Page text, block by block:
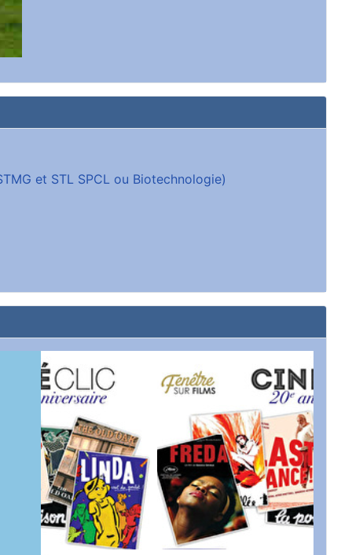
et STL SPCL ou Biotechnologie)